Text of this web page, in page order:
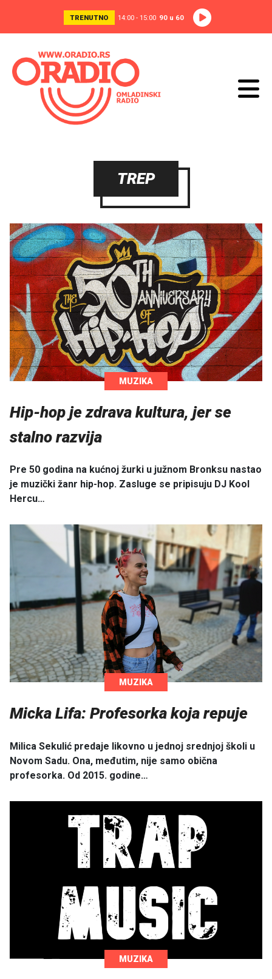
TRENUTNO 14:00 - 15:00 90 u 60
TREP
MUZIKA
Hip-hop je zdrava kultura, jer se
stalno razvija
Pre 50 godina na kućnoj žurki u južnom Bronksu nastao
je muzički žanr hip-hop. Zasluge se pripisuju DJ Kool
Hercu…
MUZIKA
Micka Lifa: Profesorka koja repuje
Milica Sekulić predaje likovno u jednoj srednjoj školi u
Novom Sadu. Ona, međutim, nije samo obična
profesorka. Od 2015. godine…
MUZIKA